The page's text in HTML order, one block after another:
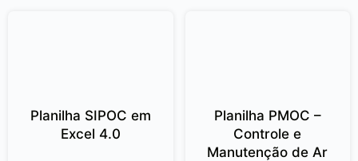
Planilha SIPOC em
Excel 4.0
Planilha PMOC –
Controle e
Manutenção de Ar